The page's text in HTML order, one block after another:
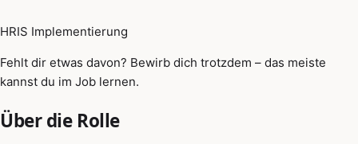
HRIS Implementierung
Fehlt dir etwas davon? Bewirb dich trotzdem – das meiste
kannst du im Job lernen.
Über die Rolle